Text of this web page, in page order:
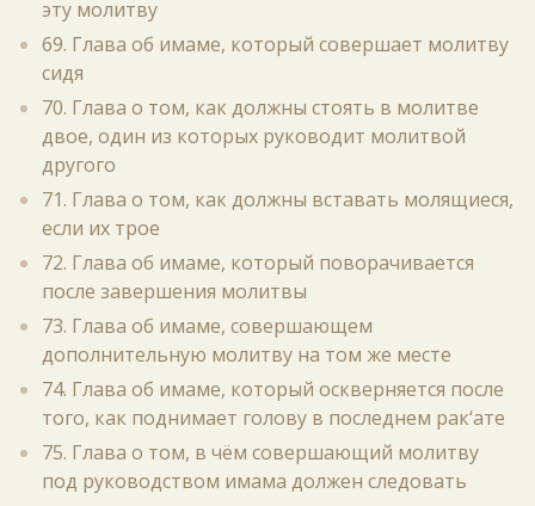
эту молитву
69. Глава об имаме, который совершает молитву
сидя
70. Глава о том, как должны стоять в молитве
двое, один из которых руководит молитвой
другого
71. Глава о том, как должны вставать молящиеся,
если их трое
72. Глава об имаме, который поворачивается
после завершения молитвы
73. Глава об имаме, совершающем
дополнительную молитву на том же месте
74. Глава об имаме, который оскверняется после
того, как поднимает голову в последнем рак‘ате
75. Глава о том, в чём совершающий молитву
под руководством имама должен следовать